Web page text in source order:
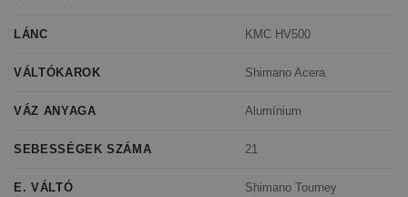
LÁNC KMC HV500
VÁLTÓKAROK Shimano Acera
VÁZ ANYAGA Alumínium
SEBESSÉGEK SZÁMA 21
E. VÁLTÓ Shimano Tourney